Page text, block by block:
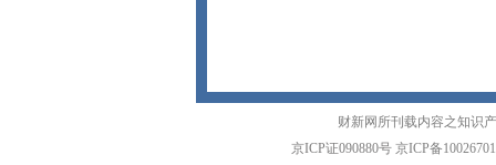
财新网所刊载内容之知识
京ICP证090880号 京ICP备